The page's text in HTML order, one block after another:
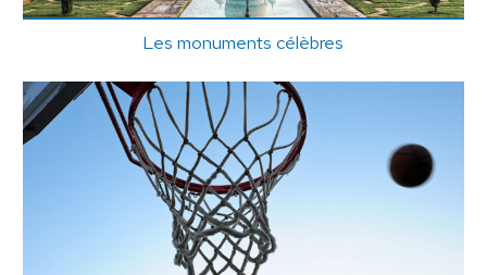
Les monuments célèbres